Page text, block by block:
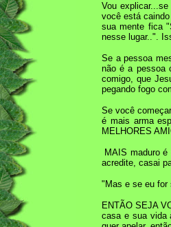
Vou
você está
sua mente fica
nesse lugar..".
Se a pessoa
não é a pessoa
comigo, que
pegando fogo
Se você
é mais arma
MELHORES
MAIS maduro
acredite, casai
"Mas e se eu for
ENTÃO SEJA
casa e sua vida